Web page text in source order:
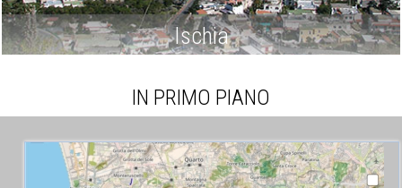
Ischia
IN PRIMO PIANO